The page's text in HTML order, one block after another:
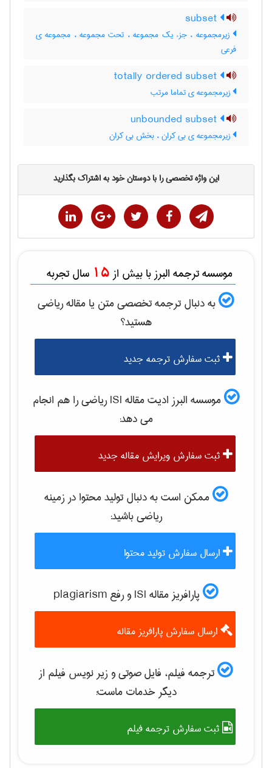
زیرمجموعه ، جزء یک مجموعه ، تحت مجموعه ، مجموعه ی
فرعی
زیرمجموعه ی تماما مرتب
زیرمجموعه ی بی کران ، بخش بی کران
این واژه تخصصی را با دوستان خود به اشتراک بگذارید
موسسه ترجمه البرز با بیش از 15 سال تجربه
به دنبال ترجمه تخصصی متن یا مقالهرياضی
هستید؟
ثبت سفارش ترجمه جدید
موسسه البرز ادیت مقاله ISI رياضیرا هم انجام
می دهد:
ثبت سفارش ویرایش مقاله جدید
ممکن است به دنبال تولید محتوا در زمینه
رياضیباشید:
ارسال سفارش تولید محتوا
پارافریز مقاله ISI و رفع plagiarism
ارسال سفارش پارافریز مقاله
ترجمه فیلم، فایل صوتی و زیر نویس فیلم از
دیگر خدمات ماست:
ثبت سفارش ترجمه فیلم